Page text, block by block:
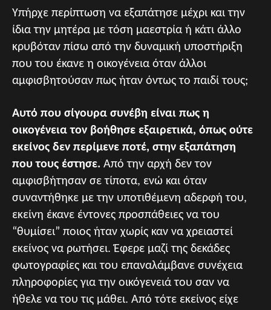
Υπήρχε περίπτωση να εξαπάτησε μέχρι και την
ίδια την μητέρα με τόση μαεστρία ή κάτι άλλο
κρυβόταν πίσω από την δυναμική υποστήριξη
που του έκανε η οικογένεια όταν άλλοι
αμφισβητούσαν πως ήταν όντως το παιδί τους;
Αυτό που σίγουρα συνέβη είναι πως η
οικογένεια τον βοήθησε εξαιρετικά, όπως ούτε
εκείνος δεν περίμενε ποτέ, στην εξαπάτηση
που τους έστησε. Από την αρχή δεν τον
αμφισβήτησαν σε τίποτα, ενώ και όταν
συναντήθηκε με την υποτιθέμενη αδερφή του,
εκείνη έκανε έντονες προσπάθειες να του
“θυμίσει” ποιος ήταν χωρίς καν να χρειαστεί
εκείνος να ρωτήσει. Έφερε μαζί της δεκάδες
φωτογραφίες και του επαναλάμβανε συνέχεια
πληροφορίες για την οικόγενειά του σαν να
ήθελε να του τις μάθει. Από τότε εκείνος είχε